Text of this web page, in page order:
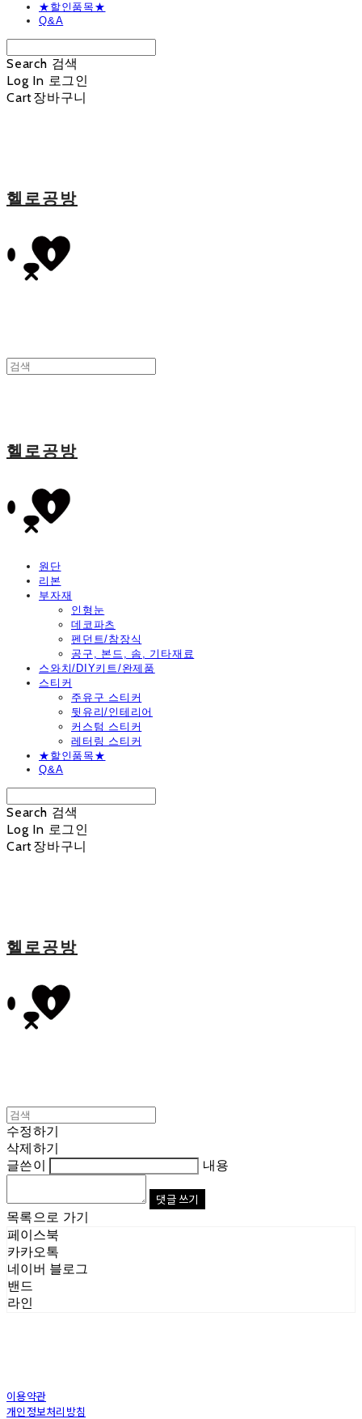
★할인품목★
Q&A
Search 검색
Log In 로그인
Cart장바구니
헬로공방
헬로공방
원단
리본
부자재
인형눈
데코파츠
펜던트/참장식
공구, 본드, 솜, 기타재료
스와치/DIY키트/완제품
스티커
주유구 스티커
뒷유리/인테리어
커스텀 스티커
레터링 스티커
★할인품목★
Q&A
Search 검색
Log In 로그인
Cart장바구니
헬로공방
수정하기
삭제하기
글쓴이
내용
댓글 쓰기
목록으로 가기
페이스북
카카오톡
네이버 블로그
밴드
라인
이용약관
개인정보처리방침